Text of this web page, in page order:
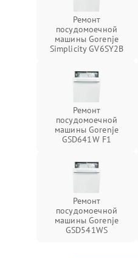
Ремонт
посудомоечной
машины Gorenje
Simplicity GV6SY2B
Ремонт
посудомоечной
машины Gorenje
GSD641W F1
Ремонт
посудомоечной
машины Gorenje
GSD541WS